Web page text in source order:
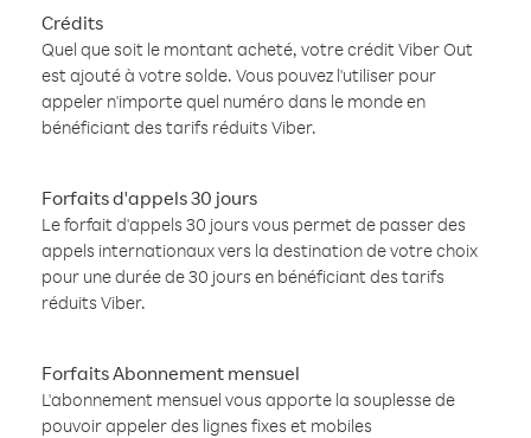
Crédits
Quel que soit le montant acheté, votre crédit Viber Out
est ajouté à votre solde. Vous pouvez l'utiliser pour
appeler n'importe quel numéro dans le monde en
bénéficiant des tarifs réduits Viber.
Forfaits d'appels 30 jours
Le forfait d'appels 30 jours vous permet de passer des
appels internationaux vers la destination de votre choix
pour une durée de 30 jours en bénéficiant des tarifs
réduits Viber.
Forfaits Abonnement mensuel
L'abonnement mensuel vous apporte la souplesse de
pouvoir appeler des lignes fixes et mobiles